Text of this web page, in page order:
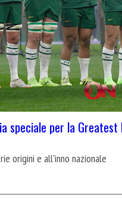
speciale per la
origini e all'inno nazionale